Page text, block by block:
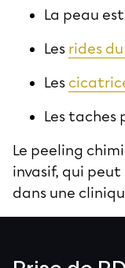
La peau
Les rides
Les
Les taches
Le peeling
invasif, qui
dans une